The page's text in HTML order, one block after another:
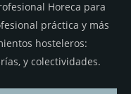
Horeca para
práctica y más
hosteleros:
y colectividades.